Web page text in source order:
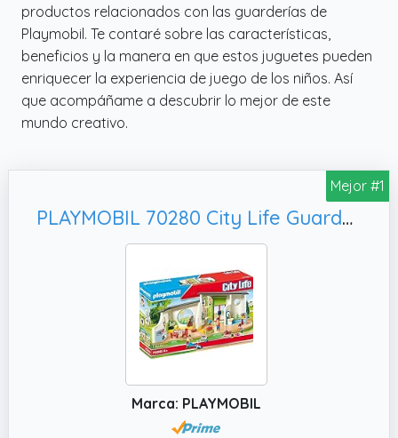
productos relacionados con las guarderías de
Playmobil. Te contaré sobre las características,
beneficios y la manera en que estos juguetes pueden
enriquecer la experiencia de juego de los niños. Así
que acompáñame a descubrir lo mejor de este
mundo creativo.
Mejor #1
PLAYMOBIL 70280 City Life Guardería Arcoíris con Efectos de luz y Sonido, Multicolor
Marca: PLAYMOBIL